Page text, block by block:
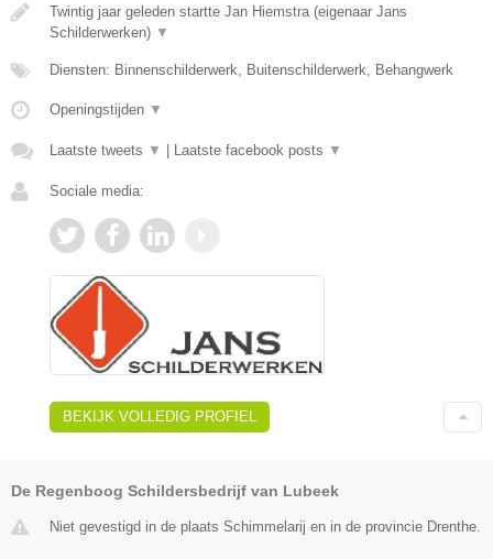
Twintig jaar geleden startte Jan Hiemstra (eigenaar Jans
Schilderwerken) ▼
Diensten: Binnenschilderwerk, Buitenschilderwerk, Behangwerk
Openingstijden ▼
Laatste tweets ▼ | Laatste facebook posts ▼
Sociale media:
BEKIJK VOLLEDIG PROFIEL
De Regenboog Schildersbedrijf van Lubeek
Niet gevestigd in de plaats Schimmelarij en in de provincie Drenthe.